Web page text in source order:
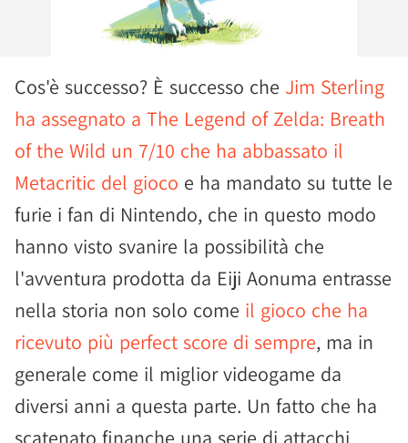
Cos'è successo? È successo che Jim Sterling
ha assegnato a The Legend of Zelda: Breath
of the Wild un 7/10 che ha abbassato il
Metacritic del gioco e ha mandato su tutte le
furie i fan di Nintendo, che in questo modo
hanno visto svanire la possibilità che
l'avventura prodotta da Eiji Aonuma entrasse
nella storia non solo come il gioco che ha
ricevuto più perfect score di sempre, ma in
generale come il miglior videogame da
diversi anni a questa parte. Un fatto che ha
scatenato finanche una serie di attacchi